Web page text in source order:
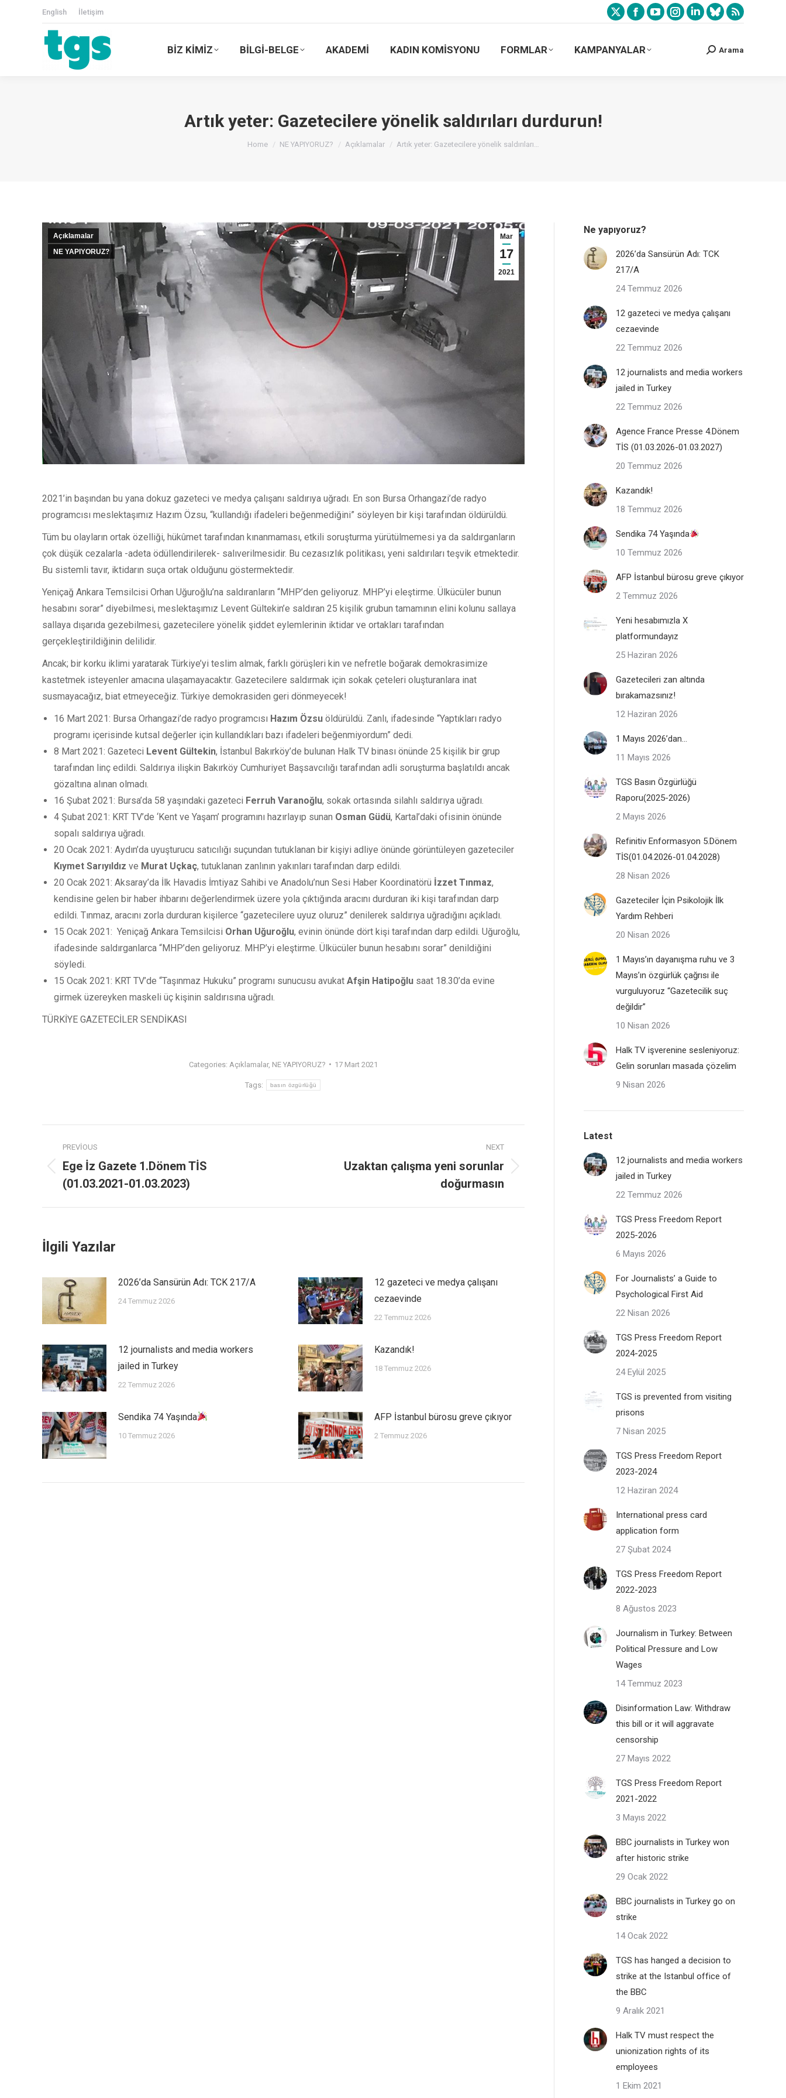
English İletişim
BİZ KİMİZ BİLGİ-BELGE AKADEMİ KADIN KOMİSYONU FORMLAR KAMPANYALAR Arama
Artık yeter: Gazetecilere yönelik saldırıları durdurun!
You are here:
Home NE YAPIYORUZ? Açıklamalar Artık yeter: Gazetecilere yönelik saldırıları…
Mar
17
2021
Açıklamalar
NE YAPIYORUZ?
2021’in başından bu yana dokuz gazeteci ve medya çalışanı saldırıya uğradı. En son Bursa Orhangazi’de radyo
programcısı meslektaşımız Hazım Özsu, “kullandığı ifadeleri beğenmediğini” söyleyen bir kişi tarafından öldürüldü.
Tüm bu olayların ortak özelliği, hükûmet tarafından kınanmaması, etkili soruşturma yürütülmemesi ya da saldırganların
çok düşük cezalarla -adeta ödüllendirilerek- salıverilmesidir. Bu cezasızlık politikası, yeni saldırıları teşvik etmektedir.
Bu sistemli tavır, iktidarın suça ortak olduğunu göstermektedir.
Yeniçağ Ankara Temsilcisi Orhan Uğuroğlu’na saldıranların “MHP’den geliyoruz. MHP’yi eleştirme. Ülkücüler bunun
hesabını sorar” diyebilmesi, meslektaşımız Levent Gültekin’e saldıran 25 kişilik grubun tamamının elini kolunu sallaya
sallaya dışarıda gezebilmesi, gazetecilere yönelik şiddet eylemlerinin iktidar ve ortakları tarafından
gerçekleştirildiğinin delilidir.
Ancak; bir korku iklimi yaratarak Türkiye’yi teslim almak, farklı görüşleri kin ve nefretle boğarak demokrasimize
kastetmek isteyenler amacına ulaşamayacaktır. Gazetecilere saldırmak için sokak çeteleri oluşturanlara inat
susmayacağız, biat etmeyeceğiz. Türkiye demokrasiden geri dönmeyecek!
16 Mart 2021: Bursa Orhangazi’de radyo programcısı Hazım Özsu öldürüldü. Zanlı, ifadesinde “Yaptıkları radyo
programı içerisinde kutsal değerler için kullandıkları bazı ifadeleri beğenmiyordum” dedi.
8 Mart 2021: Gazeteci Levent Gültekin, İstanbul Bakırköy’de bulunan Halk TV binası önünde 25 kişilik bir grup
tarafından linç edildi. Saldırıya ilişkin Bakırköy Cumhuriyet Başsavcılığı tarafından adli soruşturma başlatıldı ancak
gözaltına alınan olmadı.
16 Şubat 2021: Bursa’da 58 yaşındaki gazeteci Ferruh Varanoğlu, sokak ortasında silahlı saldırıya uğradı.
4 Şubat 2021: KRT TV’de ‘Kent ve Yaşam’ programını hazırlayıp sunan Osman Güdü, Kartal’daki ofisinin önünde
sopalı saldırıya uğradı.
20 Ocak 2021: Aydın’da uyuşturucu satıcılığı suçundan tutuklanan bir kişiyi adliye önünde görüntüleyen gazeteciler
Kıymet Sarıyıldız ve Murat Uçkaç, tutuklanan zanlının yakınları tarafından darp edildi.
20 Ocak 2021: Aksaray’da İlk Havadis İmtiyaz Sahibi ve Anadolu’nun Sesi Haber Koordinatörü İzzet Tınmaz,
kendisine gelen bir haber ihbarını değerlendirmek üzere yola çıktığında aracını durduran iki kişi tarafından darp
edildi. Tınmaz, aracını zorla durduran kişilerce “gazetecilere uyuz oluruz” denilerek saldırıya uğradığını açıkladı.
15 Ocak 2021: Yeniçağ Ankara Temsilcisi Orhan Uğuroğlu, evinin önünde dört kişi tarafından darp edildi. Uğuroğlu,
ifadesinde saldırganlarca “MHP’den geliyoruz. MHP’yi eleştirme. Ülkücüler bunun hesabını sorar” denildiğini
söyledi.
15 Ocak 2021: KRT TV’de “Taşınmaz Hukuku” programı sunucusu avukat Afşin Hatipoğlu saat 18.30’da evine
girmek üzereyken maskeli üç kişinin saldırısına uğradı.
TÜRKİYE GAZETECİLER SENDİKASI
Categories: Açıklamalar, NE YAPIYORUZ? 17 Mart 2021
Tags: basın özgürlüğü
PREVIOUS
Ege İz Gazete 1.Dönem TİS
(01.03.2021-01.03.2023)
NEXT
Uzaktan çalışma yeni sorunlar
doğurmasın
İlgili Yazılar
2026’da Sansürün Adı: TCK 217/A
24 Temmuz 2026
12 gazeteci ve medya çalışanı
cezaevinde
22 Temmuz 2026
12 journalists and media workers
jailed in Turkey
22 Temmuz 2026
Kazandık!
18 Temmuz 2026
Sendika 74 Yaşında
10 Temmuz 2026
AFP İstanbul bürosu greve çıkıyor
2 Temmuz 2026
Ne yapıyoruz?
2026’da Sansürün Adı: TCK
217/A
24 Temmuz 2026
12 gazeteci ve medya çalışanı
cezaevinde
22 Temmuz 2026
12 journalists and media workers
jailed in Turkey
22 Temmuz 2026
Agence France Presse 4.Dönem
TİS (01.03.2026-01.03.2027)
20 Temmuz 2026
Kazandık!
18 Temmuz 2026
Sendika 74 Yaşında
10 Temmuz 2026
AFP İstanbul bürosu greve çıkıyor
2 Temmuz 2026
Yeni hesabımızla X
platformundayız
25 Haziran 2026
Gazetecileri zan altında
bırakamazsınız!
12 Haziran 2026
1 Mayıs 2026’dan…
11 Mayıs 2026
TGS Basın Özgürlüğü
Raporu(2025-2026)
2 Mayıs 2026
Refinitiv Enformasyon 5.Dönem
TİS(01.04.2026-01.04.2028)
28 Nisan 2026
Gazeteciler İçin Psikolojik İlk
Yardım Rehberi
20 Nisan 2026
1 Mayıs’ın dayanışma ruhu ve 3
Mayıs’ın özgürlük çağrısı ile
vurguluyoruz “Gazetecilik suç
değildir”
10 Nisan 2026
Halk TV işverenine sesleniyoruz:
Gelin sorunları masada çözelim
9 Nisan 2026
Latest
12 journalists and media workers
jailed in Turkey
22 Temmuz 2026
TGS Press Freedom Report
2025-2026
6 Mayıs 2026
For Journalists’ a Guide to
Psychological First Aid
22 Nisan 2026
TGS Press Freedom Report
2024-2025
24 Eylül 2025
TGS is prevented from visiting
prisons
7 Nisan 2025
TGS Press Freedom Report
2023-2024
12 Haziran 2024
International press card
application form
27 Şubat 2024
TGS Press Freedom Report
2022-2023
8 Ağustos 2023
Journalism in Turkey: Between
Political Pressure and Low
Wages
14 Temmuz 2023
Disinformation Law: Withdraw
this bill or it will aggravate
censorship
27 Mayıs 2022
TGS Press Freedom Report
2021-2022
3 Mayıs 2022
BBC journalists in Turkey won
after historic strike
29 Ocak 2022
BBC journalists in Turkey go on
strike
14 Ocak 2022
TGS has hanged a decision to
strike at the Istanbul office of
the BBC
9 Aralık 2021
Halk TV must respect the
unionization rights of its
employees
1 Ekim 2021